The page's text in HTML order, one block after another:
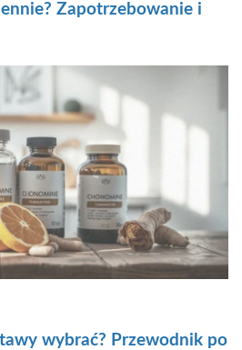
Zapotrzebowanie i
wybrać? Przewodnik po